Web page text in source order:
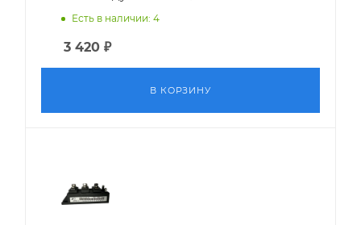
Есть в наличии: 4
3 420 ₽
В КОРЗИНУ